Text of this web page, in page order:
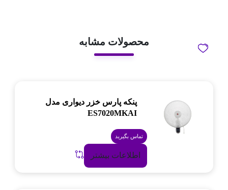
محصولات مشابه
پنکه پارس خزر دیواری مدل
ES7020MKAI
تماس بگیرید
اطلاعات بیشتر